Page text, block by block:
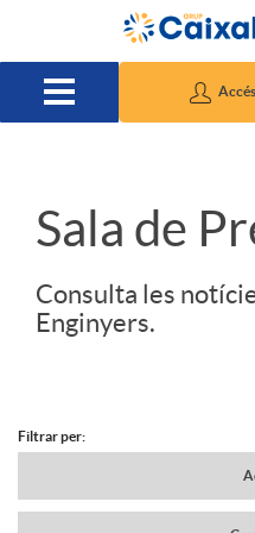
Salta al contingut principal
Accés
S
d
Sala de
Consulta les
Enginyers.
N
Filtrar per: